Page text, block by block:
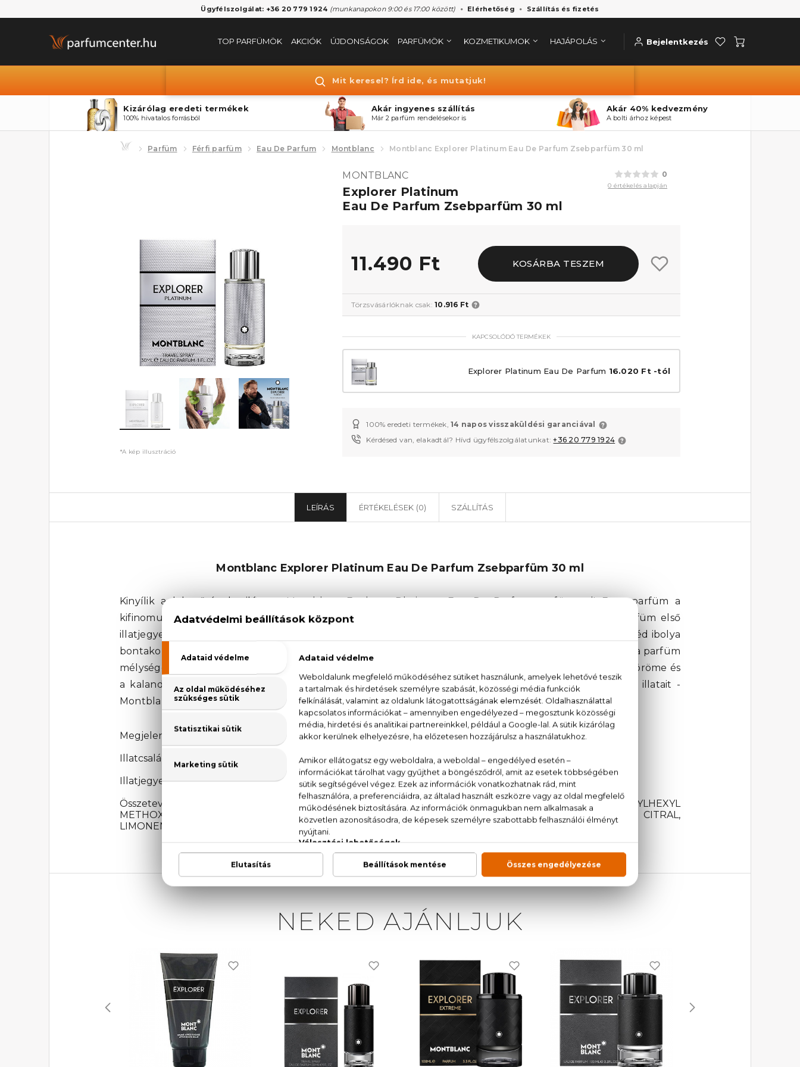
Ügyfélszolgálat: +36 20 779 1924 (munkanapokon 9:00 és 17:00 között) Elérhetőség Szállítás és fizetés
TOP PARFÜMÖK AKCIÓK ÚJDONSÁGOK PARFÜMÖK KOZMETIKUMOK HAJÁPOLÁS Bejelentkezés
Mit keresel? Írd ide, és mutatjuk!
Kizárólag eredeti termékek
100% hivatalos forrásból
Akár ingyenes szállítás
Már 2 parfüm rendelésekor is
Akár 40% kedvezmény
A bolti árhoz képest
Parfüm Férfi parfüm Eau De Parfum Montblanc Montblanc Explorer Platinum Eau De Parfum Zsebparfüm 30 ml
*A kép illusztráció
0
0 értékelés alapján
MONTBLANC
Explorer Platinum
Eau De Parfum Zsebparfüm 30 ml
11.490 Ft KOSÁRBA TESZEM
Törzsvásárlóknak csak:10.916 Ft
KAPCSOLÓDÓ TERMÉKEK
Explorer Platinum Eau De Parfum 16.020 Ft -tól
100% eredeti termékek,14 napos visszaküldési garanciával
Kérdésed van, elakadtál? Hívd ügyfélszolgálatunkat:+36 20 779 1924
LEÍRÁS ÉRTÉKELÉSEK (0) SZÁLLÍTÁS
Montblanc Explorer Platinum Eau De Parfum Zsebparfüm 30 ml
Kinyílik a lehetőségek világa a Montblanc Explorer Platinum Eau De Parfum parfümmel! Ez a parfüm a
kifinomult, elegáns és bátor férfiaknak készült, akik a minőség mellett döntenek. A fás-orientális parfüm első
illatjegye a friss és pezsgő bergamott, melyet a nyugodt és tiszta zsálya követ. Az illat szívében a gyengéd ibolya
bontakozik ki, melyet a földes vetiver és a rejtélyes pacsuli egészít ki - a gazdag és édes vanília adja meg a parfüm
mélységét. A Montblanc Explorer Platinum Eau De Parfum egy olyan utazásra invitál, ahol a felfedezés öröme és
a kaland szeretete vezet. Ajándékozz magadnak vagy szeretteidnek egy kis luxust és érezd a világ illatait -
Montblanc minőségben!
Megjelenési év: 2023
Illatcsalád: Fás-orientális
Illatjegyek: Bergamott, zsálya, ibolya, vetiver, pacsuli, vanília
Összetevők: ALCOHOL DENAT. (SD ALCOHOL 39-C), PARFUM (FRAGRANCE), AQUA (WATER), ETHYLHEXYL
METHOXYCINNAMATE, BUTYL METHOXYDIBENZOYLMETHANE, ETHYLHEXYL SALICYLATE, BHT, CITRAL,
LIMONENE, GERANIOL, LINALOOL, CI 14700 (RED 4), CI 42090 (BLUE 1), CI 19140 (YELLOW 5).
NEKED AJÁNLJUK